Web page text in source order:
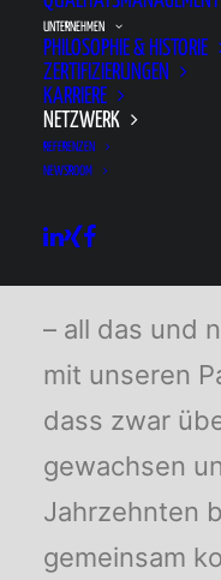
UNTERNEHMEN
PHILOSOPHIE & HISTORIE
ZERTIFIZIERUNGEN
KARRIERE
NETZWERK
REFERENZEN
NEWSROOM
Weiterbildung,
Qualitätssicherung,
– all das und
mit unseren
dass zwar
gewachsen
Jahrzehnten
gemeinsam